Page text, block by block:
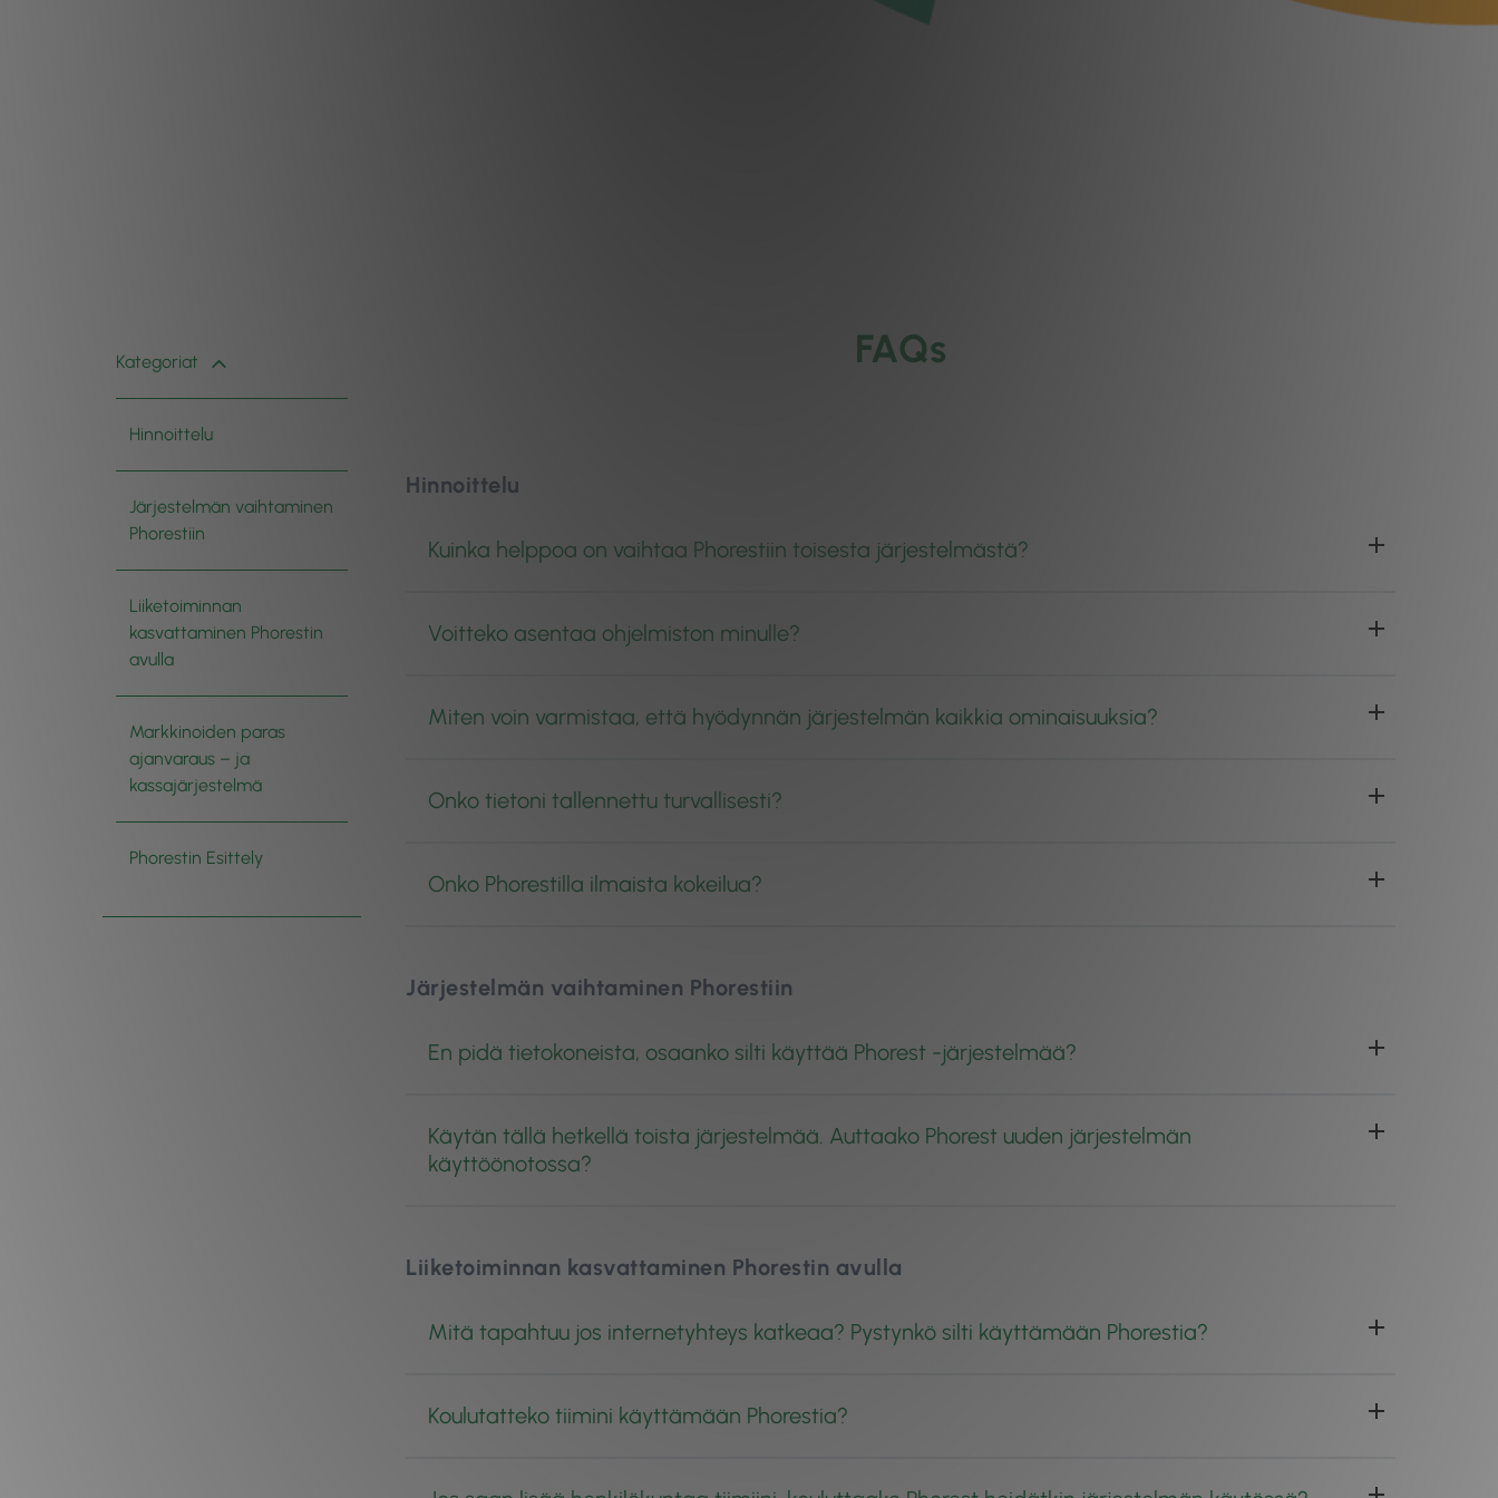
Kategoriat
Hinnoittelu
Järjestelmän vaihtaminen
Phorestiin
Liiketoiminnan
kasvattaminen Phorestin
avulla
Markkinoiden paras
ajanvaraus – ja
kassajärjestelmä
Phorestin Esittely
FAQs
Hinnoittelu
Kuinka helppoa on vaihtaa Phorestiin toisesta järjestelmästä?
Voitteko asentaa ohjelmiston minulle?
Miten voin varmistaa, että hyödynnän järjestelmän kaikkia ominaisuuksia?
Onko tietoni tallennettu turvallisesti?
Onko Phorestilla ilmaista kokeilua?
Järjestelmän vaihtaminen Phorestiin
En pidä tietokoneista, osaanko silti käyttää Phorest -järjestelmää?
Käytän tällä hetkellä toista järjestelmää. Auttaako Phorest uuden järjestelmän
käyttöönotossa?
Liiketoiminnan kasvattaminen Phorestin avulla
Mitä tapahtuu jos internetyhteys katkeaa? Pystynkö silti käyttämään Phorestia?
Koulutatteko tiimini käyttämään Phorestia?